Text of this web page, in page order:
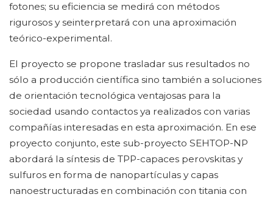
fotones; su eficiencia se medirá con métodos
rigurosos y seinterpretará con una aproximación
teórico-experimental.
El proyecto se propone trasladar sus resultados no
sólo a producción científica sino también a soluciones
de orientación tecnológica ventajosas para la
sociedad usando contactos ya realizados con varias
compañías interesadas en esta aproximación. En ese
proyecto conjunto, este sub-proyecto SEHTOP-NP
abordará la síntesis de TPP-capaces perovskitas y
sulfuros en forma de nanopartículas y capas
nanoestructuradas en combinación con titania con